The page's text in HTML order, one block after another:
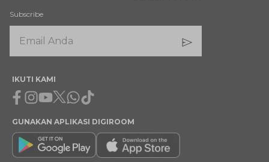
Subscribe
IKUTI KAMI
Facebook
Instagram
Youtube
X Whatsapp
Tiktok
GUNAKAN APLIKASI DIGIROOM